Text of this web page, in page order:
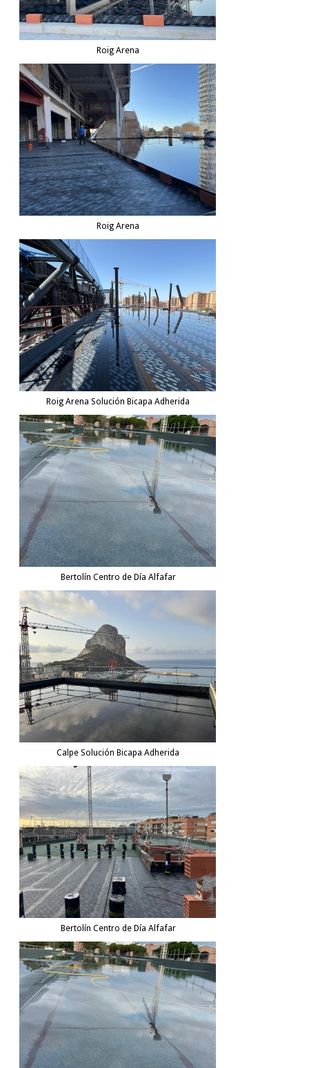
Roig Arena
Roig Arena
Roig Arena Solución Bicapa Adherida
Bertolín Centro de Día Alfafar
Calpe Solución Bicapa Adherida
Bertolín Centro de Día Alfafar